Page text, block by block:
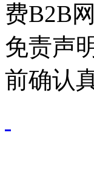
费B2B
免责声
前确认